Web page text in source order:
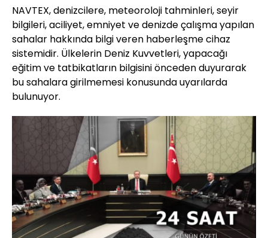
NAVTEX, denizcilere, meteoroloji tahminleri, seyir
bilgileri, aciliyet, emniyet ve denizde çalışma yapılan
sahalar hakkında bilgi veren haberleşme cihaz
sistemidir. Ülkelerin Deniz Kuvvetleri, yapacağı
eğitim ve tatbikatların bilgisini önceden duyurarak
bu sahalara girilmemesi konusunda uyarılarda
bulunuyor.
Yüklendi:
65.99%